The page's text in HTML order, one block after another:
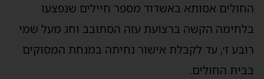
החולים אסותא באשדוד מספר חיילים שנפצעו
בלחימה הקשה ברצועת עזה הסתובב וחג מעל שמי
רובע ז׳, עד לקבלת אישור נחיתה במנחת המסוקים
בבית החולים.